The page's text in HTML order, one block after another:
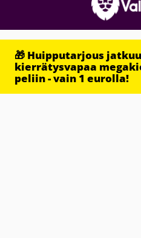
🎁 Huipputarjous
kierrätysvapaa
peliin - vain 1 eurolla!